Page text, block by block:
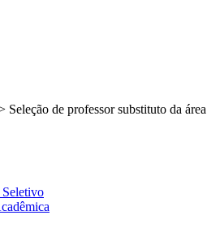
Seleção de professor substituto da área
Seletivo